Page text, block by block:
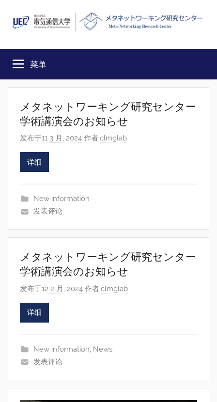
容MEET
Research
Center,
The
University
Electro-
Communications
菜单
メタネットワーキング研究センター
学術講演会のお知らせ
发布于11 3 月, 2024 作者:clmglab
详细
New information
发表评论
メタネットワーキング研究センター
学術講演会のお知らせ
发布于12 2 月, 2024 作者:clmglab
详细
New information, News
发表评论